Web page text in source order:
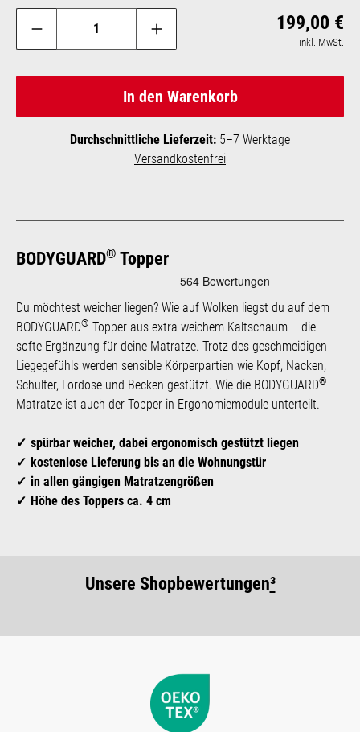
BODYGUARD® Topper
Du möchtest weicher liegen? Wie auf Wolken liegst du auf dem
BODYGUARD® Topper aus extra weichem Kaltschaum – die
softe Ergänzung für deine Matratze. Trotz des geschmeidigen
Liegegefühls werden sensible Körperpartien wie Kopf, Nacken,
Schulter, Lordose und Becken gestützt. Wie die BODYGUARD®
Matratze ist auch der Topper in Ergonomiemodule unterteilt.
spürbar weicher, dabei ergonomisch gestützt liegen
kostenlose Lieferung bis an die Wohnungstür
in allen gängigen Matratzengrößen
Höhe des Toppers ca. 4 cm
199,00 €
inkl. MwSt.
In den Warenkorb
Durchschnittliche Lieferzeit: 5–7 Werktage
Versandkostenfrei
Unsere Shopbewertungen³